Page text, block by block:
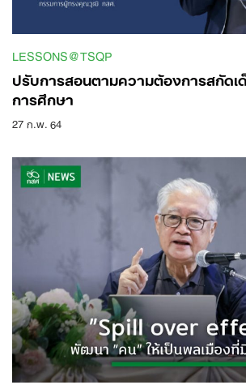
LESSONS@TSQP
ปรับการสอนตามความต้องการ​สกัดเ
การศึกษา
27 ก.พ. 64